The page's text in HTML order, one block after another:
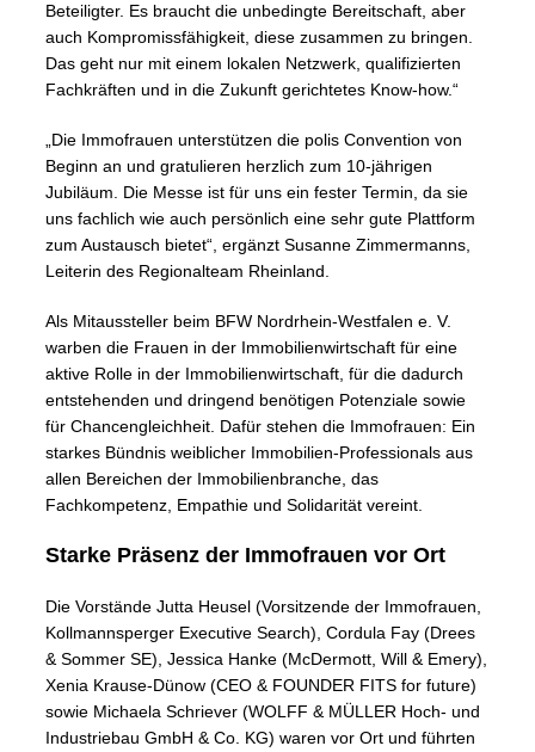
Beteiligter. Es braucht die unbedingte Bereitschaft, aber
auch Kompromissfähigkeit, diese zusammen zu bringen.
Das geht nur mit einem lokalen Netzwerk, qualifizierten
Fachkräften und in die Zukunft gerichtetes Know-how.“
„Die Immofrauen unterstützen die polis Convention von
Beginn an und gratulieren herzlich zum 10-jährigen
Jubiläum. Die Messe ist für uns ein fester Termin, da sie
uns fachlich wie auch persönlich eine sehr gute Plattform
zum Austausch bietet“, ergänzt Susanne Zimmermanns,
Leiterin des Regionalteam Rheinland.
Als Mitaussteller beim BFW Nordrhein-Westfalen e. V.
warben die Frauen in der Immobilienwirtschaft für eine
aktive Rolle in der Immobilienwirtschaft, für die dadurch
entstehenden und dringend benötigen Potenziale sowie
für Chancengleichheit. Dafür stehen die Immofrauen: Ein
starkes Bündnis weiblicher Immobilien-Professionals aus
allen Bereichen der Immobilienbranche, das
Fachkompetenz, Empathie und Solidarität vereint.
Starke Präsenz der Immofrauen vor Ort
Die Vorstände Jutta Heusel (Vorsitzende der Immofrauen,
Kollmannsperger Executive Search), Cordula Fay (Drees
& Sommer SE), Jessica Hanke (McDermott, Will & Emery),
Xenia Krause-Dünow (CEO & FOUNDER FITS for future)
sowie Michaela Schriever (WOLFF & MÜLLER Hoch- und
Industriebau GmbH & Co. KG) waren vor Ort und führten